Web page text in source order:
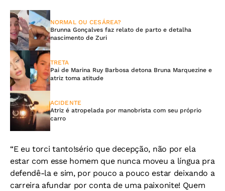
NORMAL OU CESÁREA?
Brunna Gonçalves faz relato de parto e detalha
nascimento de Zuri
TRETA
Pai de Marina Ruy Barbosa detona Bruna Marquezine e
atriz toma atitude
ACIDENTE
Atriz é atropelada por manobrista com seu próprio
carro
“E eu torci tanto!sério que decepção, não por ela
estar com esse homem que nunca moveu a língua pra
defendê-la e sim, por pouco a pouco estar deixando a
carreira afundar por conta de uma paixonite! Quem